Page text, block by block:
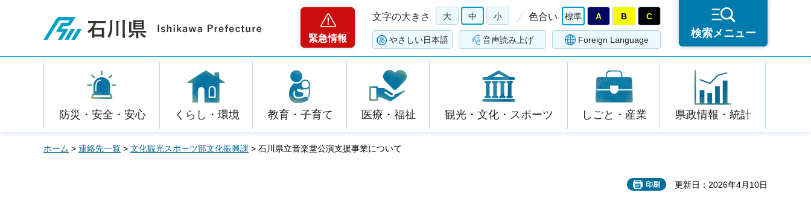
石川県
緊急情報
文字の大きさ 大 中 小 色合い 標準 A B C
やさしい日本語 音声読み上げ Foreign Language
検索メニュー
防災・安全・安心 くらし・環境 教育・子育て 医療・福祉 観光・文化・スポーツ しごと・産業 県政情報・統計
ホーム > 連絡先一覧 > 文化観光スポーツ部文化振興課 > 石川県立音楽堂公演支援事業について
印刷 更新日：2026年4月10日